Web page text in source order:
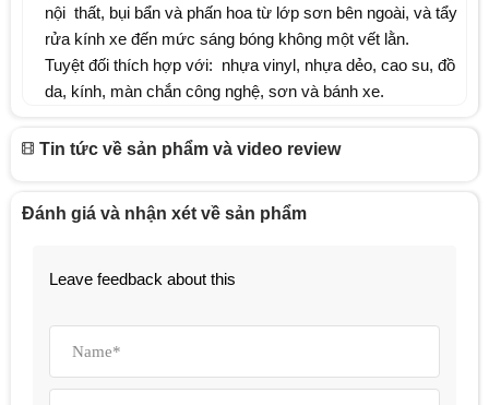
nội thất, bụi bẩn và phấn hoa từ lớp sơn bên ngoài, và tẩy
rửa kính xe đến mức sáng bóng không một vết lằn.
Tuyệt đối thích hợp với: nhựa vinyl, nhựa dẻo, cao su, đồ
da, kính, màn chắn công nghệ, sơn và bánh xe.
Tin tức về sản phẩm và video review
Đánh giá và nhận xét về sản phẩm
Leave feedback about this